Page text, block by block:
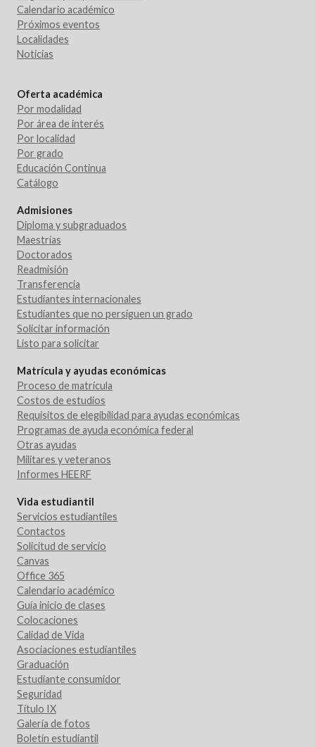
Calendario académico
Próximos eventos
Localidades
Noticias
Oferta académica
Por modalidad
Por área de interés
Por localidad
Por grado
Educación Continua
Catálogo
Admisiones
Diploma y subgraduados
Maestrías
Doctorados
Readmisión
Transferencia
Estudiantes internacionales
Estudiantes que no persiguen un grado
Solicitar información
Listo para solicitar
Matrícula y ayudas económicas
Proceso de matrícula
Costos de estudios
Requisitos de elegibilidad para ayudas económicas
Programas de ayuda económica federal
Otras ayudas
Militares y veteranos
Informes HEERF
Vida estudiantil
Servicios estudiantiles
Contactos
Solicitud de servicio
Canvas
Office 365
Calendario académico
Guía inicio de clases
Colocaciones
Calidad de Vida
Asociaciones estudiantiles
Graduación
Estudiante consumidor
Seguridad
Título IX
Galería de fotos
Boletín estudiantil